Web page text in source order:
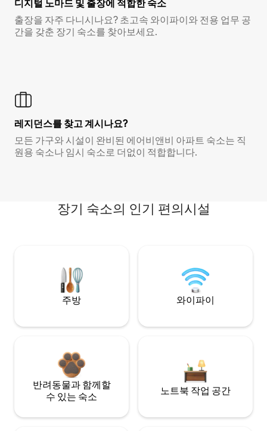
디지털 노마드 및 출장에 적합한 숙소
출장을 자주 다니시나요? 초고속 와이파이와 전용 업무 공
간을 갖춘 장기 숙소를 찾아보세요.
레지던스를 찾고 계시나요?
모든 가구와 시설이 완비된 에어비앤비 아파트 숙소는 직
원용 숙소나 임시 숙소로 더없이 적합합니다.
장기 숙소의 인기 편의시설
주방 와이파이
반려동물과 함께할
수 있는 숙소
노트북 작업 공간